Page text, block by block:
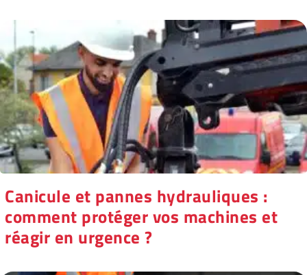
Canicule et pannes hydrauliques :
comment protéger vos machines et
réagir en urgence ?